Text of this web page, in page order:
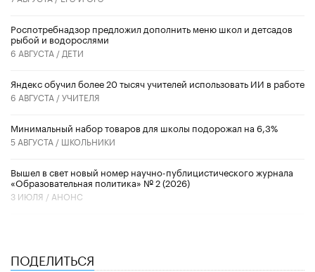
Роспотребнадзор предложил дополнить меню школ и детсадов
рыбой и водорослями
6 АВГУСТА / ДЕТИ
​Яндекс обучил более 20 тысяч учителей использовать ИИ в работе
6 АВГУСТА /УЧИТЕЛЯ
Минимальный набор товаров для школы подорожал на 6,3%
5 АВГУСТА / ШКОЛЬНИКИ
Вышел в свет новый номер научно-публицистического журнала
«Образовательная политика» № 2 (2026)
3 ИЮЛЯ / АНОНС
ПОДЕЛИТЬСЯ